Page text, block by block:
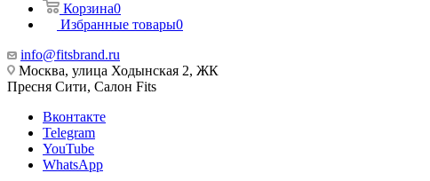
Корзина0
Избранные товары0
info@fitsbrand.ru
Москва, улица Ходынская 2, ЖК
Пресня Сити, Салон Fits
Вконтакте
Telegram
YouTube
WhatsApp